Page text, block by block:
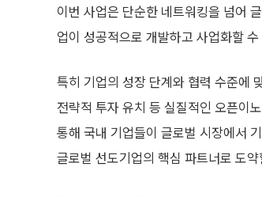
이번 사업은 단순한 네트워킹을 넘어
업이 성공적으로 개발하고 사업화할
특히 기업의 성장 단계와 협력 수준에
전략적 투자 유치 등 실질적인 오픈이
통해 국내 기업들이 글로벌 시장에서
글로벌 선도기업의 핵심 파트너로 도